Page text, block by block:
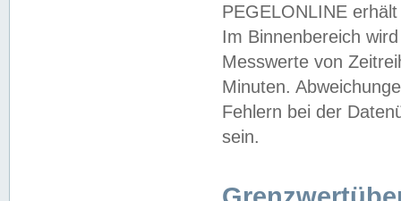
PEGELONLINE
Im Binnenbereich
Messwerte von
Minuten.
Fehlern bei der
sein.